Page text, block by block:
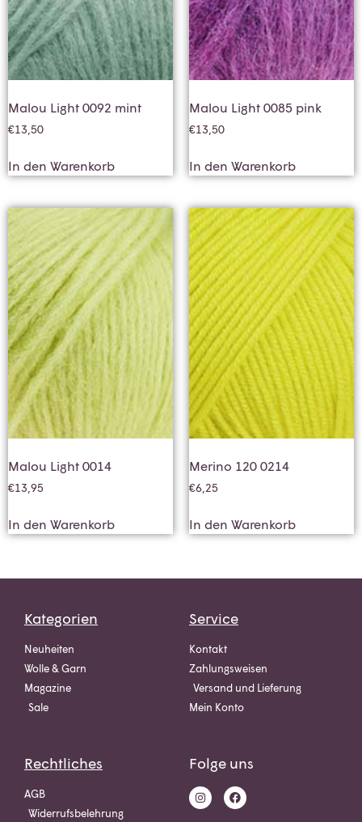
Malou Light 0092 mint
€13,50
In den Warenkorb
Malou Light 0085 pink
€13,50
In den Warenkorb
Malou Light 0014
€13,95
In den Warenkorb
Merino 120 0214
€6,25
In den Warenkorb
Kategorien
Neuheiten
Wolle & Garn
Magazine
Sale
Service
Kontakt
Zahlungsweisen
Versand und Lieferung
Mein Konto
Rechtliches
AGB
Widerrufsbelehrung
Folge uns